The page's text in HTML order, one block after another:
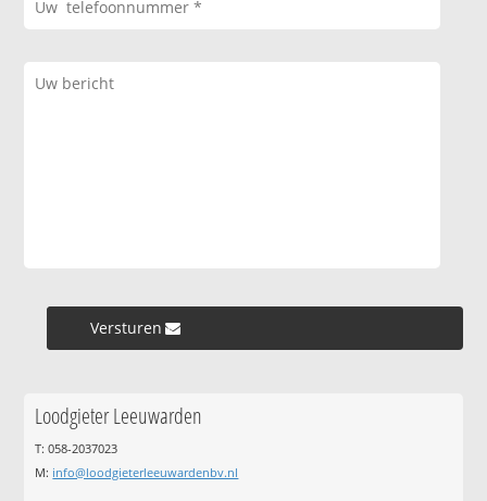
Versturen »
Loodgieter Leeuwarden
T: 058-2037023
M: info@loodgieterleeuwardenbv.nl